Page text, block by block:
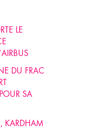
LE
DU FRAC
SA
KARDHAM